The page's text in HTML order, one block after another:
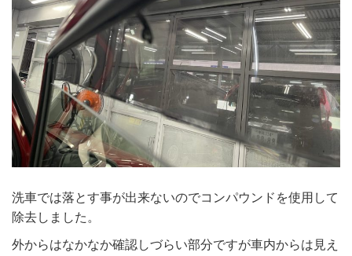
洗車では落とす事が出来ないのでコンパウンドを使用して
除去しました。
外からはなかなか確認しづらい部分ですが車内からは見え